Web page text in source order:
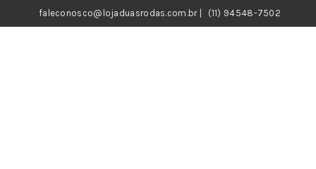
faleconosco@lojaduasrodas.com.br| (11) 94548-7502